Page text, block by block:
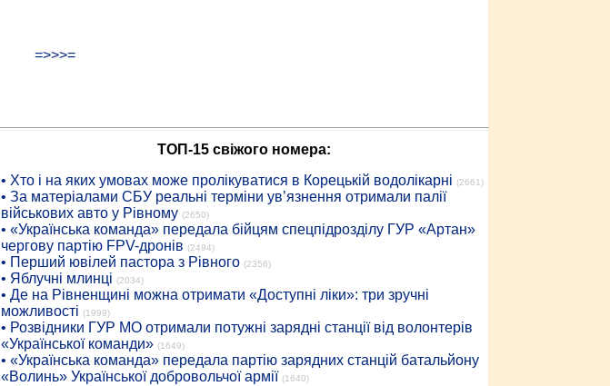
=>>>=
ТОП-15 свіжого номера:
• Хто і на яких умовах може пролікуватися в Корецькій водолікарні (2661)
• За матеріалами СБУ реальні терміни ув’язнення отримали палії
військових авто у Рівному (2650)
• «Українська команда» передала бійцям спецпідрозділу ГУР «Артан»
чергову партію FPV-дронів (2494)
• Перший ювілей пастора з Рівного (2356)
• Яблучні млинці (2034)
• Де на Рівненщині можна отримати «Доступні ліки»: три зручні
можливості (1999)
• Розвідники ГУР МО отримали потужні зарядні станції від волонтерів
«Української команди» (1649)
• «Українська команда» передала партію зарядних станцій батальйону
«Волинь» Української добровольчої армії (1640)